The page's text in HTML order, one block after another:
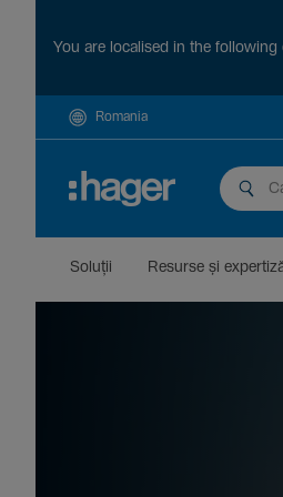
You are localised in the
Romania
Soluții Resurse și